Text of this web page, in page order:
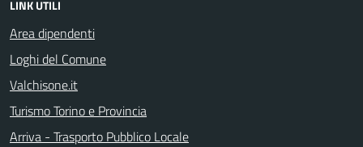
LINK UTILI
Area dipendenti
Loghi del Comune
Valchisone.it
Turismo Torino e Provincia
Arriva - Trasporto Pubblico Locale